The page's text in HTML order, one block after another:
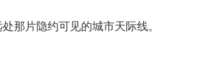
那片隐约可见的城市天际线。